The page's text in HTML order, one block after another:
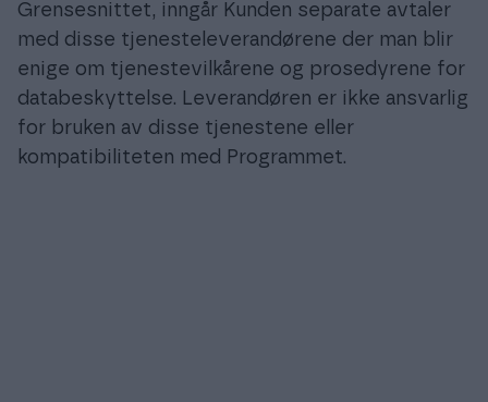
Grensesnittet, inngår Kunden separate avtaler
med disse tjenesteleverandørene der man blir
enige om tjenestevilkårene og prosedyrene for
databeskyttelse. Leverandøren er ikke ansvarlig
for bruken av disse tjenestene eller
kompatibiliteten med Programmet.